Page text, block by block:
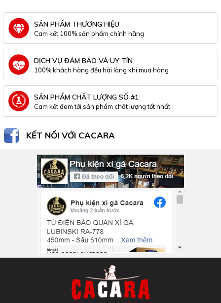
SẢN PHẨM THƯƠNG HIỆU
Cam kết 100% sản phẩm chính hãng
DỊCH VỤ ĐẢM BẢO VÀ UY TÍN
100% khách hàng đều hài lòng khi mua hàng
SẢN PHẨM CHẤT LƯỢNG SỐ #1
Cam kết đem tới sản phẩm chất lượng tốt nhất
KẾT NỐI VỚI CACARA